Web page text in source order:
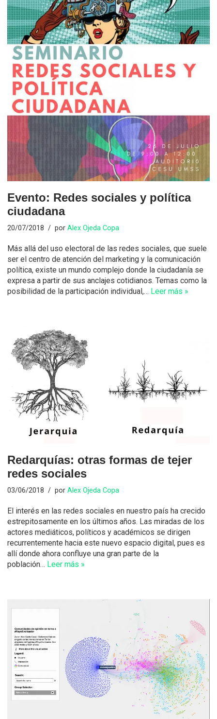
Evento: Redes sociales y política
ciudadana
20/07/2018 por Alex Ojeda Copa
Más allá del uso electoral de las redes sociales, que suele
ser el centro de atención del marketing y la comunicación
política, existe un mundo complejo donde la ciudadanía se
expresa a partir de sus anclajes cotidianos. Temas como la
posibilidad de la participación individual,… Leer más »
Redarquías: otras formas de tejer
redes sociales
03/06/2018 por Alex Ojeda Copa
El interés en las redes sociales en nuestro país ha crecido
estrepitosamente en los últimos años. Las miradas de los
actores mediáticos, políticos y académicos se dirigen
recurrentemente hacia este nuevo espacio digital, pues es
allí donde ahora confluye una gran parte de la
población… Leer más »